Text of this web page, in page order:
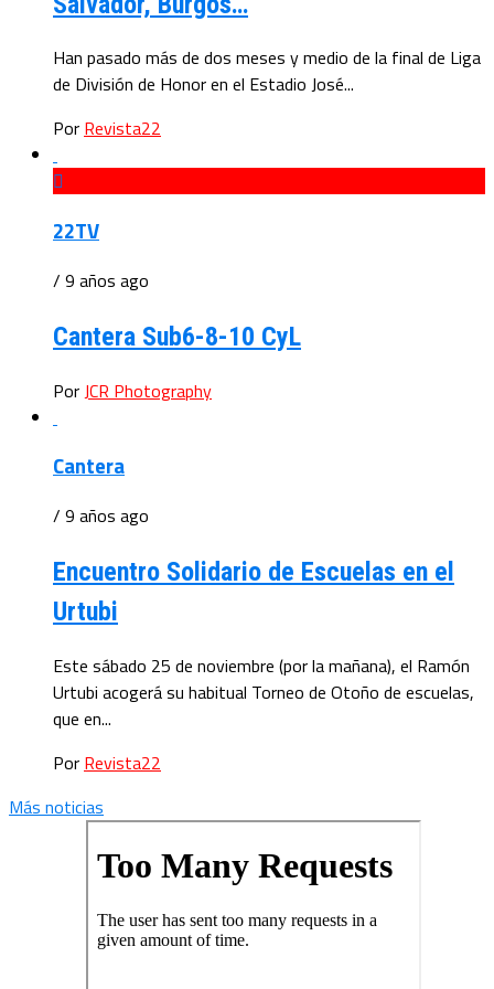
Han pasado más de dos meses y medio de la final de Liga
de División de Honor en el Estadio José...
Por Revista22
22TV
/ 9 años ago
Cantera Sub6-8-10 CyL
Por JCR Photography
Cantera
/ 9 años ago
Encuentro Solidario de Escuelas en el
Urtubi
Este sábado 25 de noviembre (por la mañana), el Ramón
Urtubi acogerá su habitual Torneo de Otoño de escuelas,
que en...
Por Revista22
Más noticias